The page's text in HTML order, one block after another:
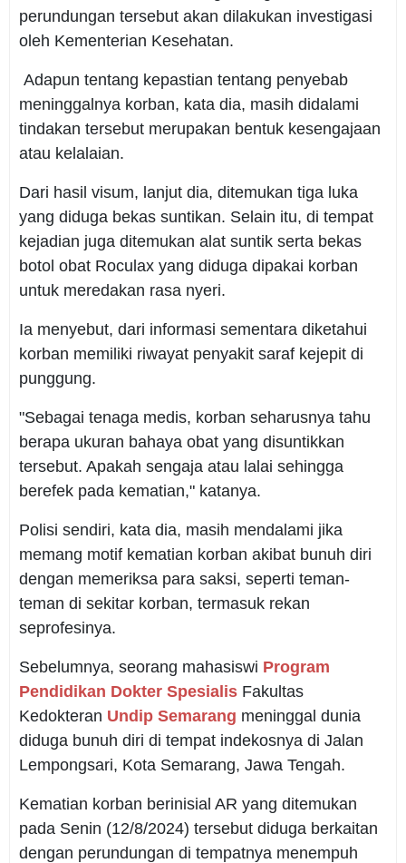
perundungan tersebut akan dilakukan investigasi
oleh Kementerian Kesehatan.
Adapun tentang kepastian tentang penyebab
meninggalnya korban, kata dia, masih didalami
tindakan tersebut merupakan bentuk kesengajaan
atau kelalaian.
Dari hasil visum, lanjut dia, ditemukan tiga luka
yang diduga bekas suntikan. Selain itu, di tempat
kejadian juga ditemukan alat suntik serta bekas
botol obat Roculax yang diduga dipakai korban
untuk meredakan rasa nyeri.
Ia menyebut, dari informasi sementara diketahui
korban memiliki riwayat penyakit saraf kejepit di
punggung.
"Sebagai tenaga medis, korban seharusnya tahu
berapa ukuran bahaya obat yang disuntikkan
tersebut. Apakah sengaja atau lalai sehingga
berefek pada kematian," katanya.
Polisi sendiri, kata dia, masih mendalami jika
memang motif kematian korban akibat bunuh diri
dengan memeriksa para saksi, seperti teman-
teman di sekitar korban, termasuk rekan
seprofesinya.
Sebelumnya, seorang mahasiswi Program
Pendidikan Dokter Spesialis Fakultas
Kedokteran Undip Semarang meninggal dunia
diduga bunuh diri di tempat indekosnya di Jalan
Lempongsari, Kota Semarang, Jawa Tengah.
Kematian korban berinisial AR yang ditemukan
pada Senin (12/8/2024) tersebut diduga berkaitan
dengan perundungan di tempatnya menempuh